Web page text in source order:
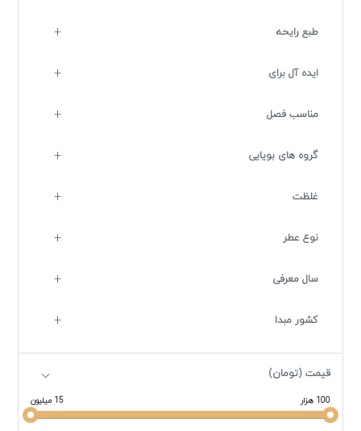
طبع رایحه
ایده آل برای
مناسب فصل
گروه های بویایی
غلظت
نوع عطر
سال معرفی
کشور مبدا
قیمت (تومان)
100 هزار 15 میلیون